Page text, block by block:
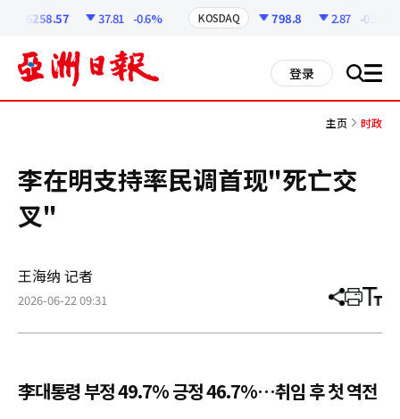
6258.57 37.81 -0.6% KOSDAQ 798.8 2.87 -0.36%
登录 搜 all
主页 时政
李在明支持率民调首现"死亡交
叉"
王海纳 记者
2026-06-22 09:31 分
章
打 调
小
李대통령 부정 49.7% 긍정 46.7%…취임 후 첫 역전